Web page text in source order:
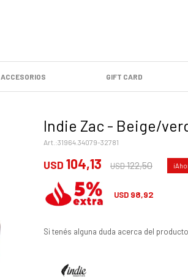
ACCESORIOS GIFT CARD
Indie Zac - Beige/
31964.34079-32781
USD 104,13 USD122,50
USD 98,92
Si tenés alguna duda acerca del